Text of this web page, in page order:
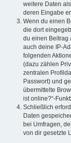
weitere Daten
deren Eingabe
Wenn du einen
die dort
du einen Beitrag
auch deine IP-
folgenden
(dazu zählen
zentralen
Passwort) und
übermittelte
ist online?“-
Schließlich
Daten
bei Umfragen,
von dir gesetzte